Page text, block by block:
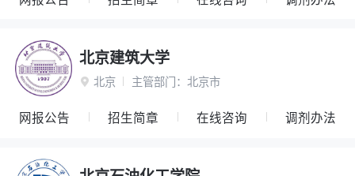
北京建筑大学
 北京 主管部门： 北京市
网报公告 招生简章 在线咨询 调剂办法